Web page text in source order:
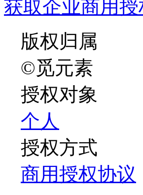
获取企业商用
版权归属
©觅元素
授权对象
个人
授权方式
商用授权协议